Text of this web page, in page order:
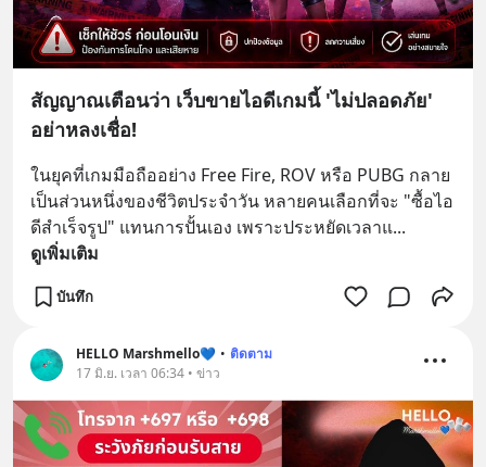
สัญญาณเตือนว่า เว็บขายไอดีเกมนี้ 'ไม่ปลอดภัย'
อย่าหลงเชื่อ!
ในยุคที่เกมมือถืออย่าง Free Fire, ROV หรือ PUBG กลาย
เป็นส่วนหนึ่งของชีวิตประจำวัน หลายคนเลือกที่จะ "ซื้อไอ
ดีสำเร็จรูป" แทนการปั้นเอง เพราะประหยัดเวลาแ...
ดูเพิ่มเติม
บันทึก
HELLO Marshmello💙 • ติดตาม
17 มิ.ย. เวลา 06:34 • ข่าว